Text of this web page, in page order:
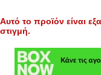
Αυτό το προϊόν είναι
στιγμή.